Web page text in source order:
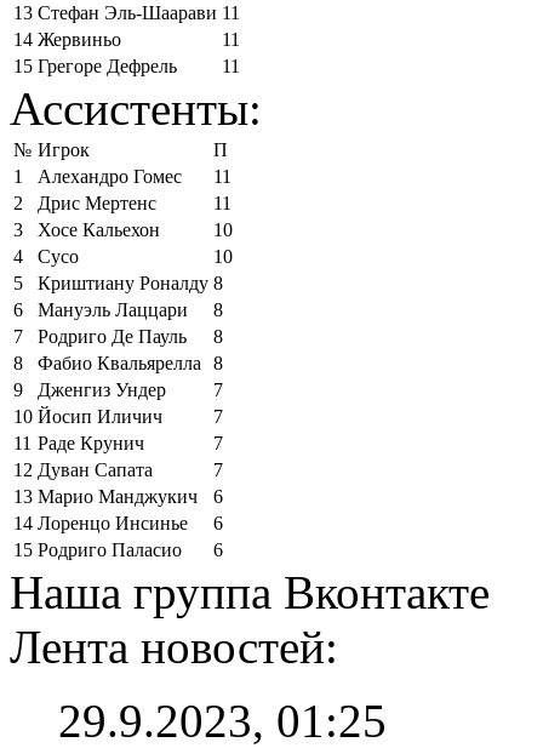
13 Стефан Эль-Шаарави 11
14 Жервиньо
11
15 Грегоре Дефрель 11
Ассистенты:
№ Игрок
П
1
Алехандро Гомес
11
2
Дрис Мертенс
11
3
Хосе Кальехон
10
4
Сусо
10
5
Криштиану Роналду 8
6
Мануэль Лаццари
8
7
Родриго Де Пауль
8
8
Фабио Квальярелла
8
9
Дженгиз Ундер
7
10 Йосип Иличич
7
11 Раде Крунич
7
12 Дуван Сапата
7
13 Марио Манджукич
6
14 Лоренцо Инсинье
6
15 Родриго Паласио 6
Наша группа Вконтакте
Лента новостей:
29.9.2023, 01:25